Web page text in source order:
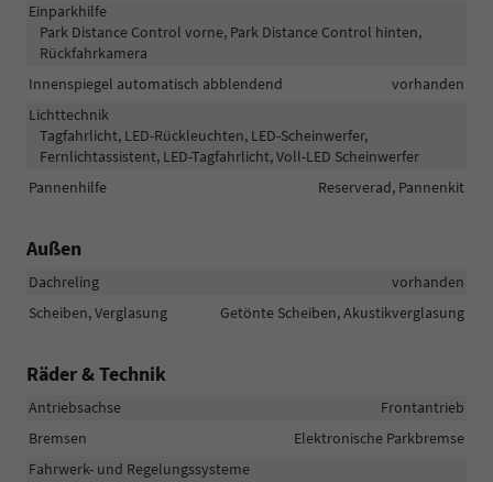
Einparkhilfe
Park Distance Control vorne, Park Distance Control hinten,
Rückfahrkamera
Innenspiegel automatisch abblendend
vorhanden
Lichttechnik
Tagfahrlicht, LED-Rückleuchten, LED-Scheinwerfer,
Fernlichtassistent, LED-Tagfahrlicht, Voll-LED Scheinwerfer
Pannenhilfe
Reserverad, Pannenkit
Außen
Dachreling
vorhanden
Scheiben, Verglasung
Getönte Scheiben, Akustikverglasung
Räder & Technik
Antriebsachse
Frontantrieb
Bremsen
Elektronische Parkbremse
Fahrwerk- und Regelungssysteme